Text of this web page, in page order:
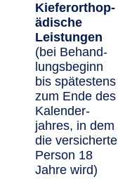
Kiefer­orthop­
ädische
Leistungen
(bei Behand­
lungs­beginn
bis spätes­tens
zum Ende des
Kalender­
jahres, in dem
die versi­cherte
Person 18
Jahre wird)